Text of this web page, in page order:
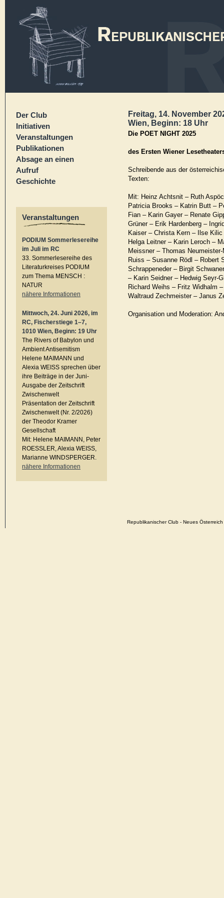
Der Club
Initiativen
Veranstaltungen
Publikationen
Absage an einen
Aufruf
Geschichte
Veranstaltungen
PODIUM Sommerlesereihe
im Juli im RC
33. Sommerlesereihe des
Literaturkreises PODIUM
zum Thema MENSCH :
NATUR
nähere Informationen
Mittwoch, 24. Juni 2026, im
RC, Fischerstiege 1–7,
1010 Wien, Beginn: 19 Uhr
The Rivers of Babylon und
Ambient Antisemitism
Helene MAIMANN und
Alexia WEISS sprechen über
ihre Beiträge in der Juni-
Ausgabe der Zeitschrift
Zwischenwelt
Präsentation der Zeitschrift
Zwischenwelt (Nr. 2/2026)
der Theodor Kramer
Gesellschaft
Mit: Helene MAIMANN, Peter
ROESSLER, Alexia WEISS,
Marianne WINDSPERGER.
nähere Informationen
Freitag, 14. November
Wien, Beginn: 18 Uhr
Die POET NIGHT 2025
des Ersten Wiener
Schreibende aus der
Texten:
Mit: Heinz Achtsnit – Ruth
Patricia Brooks – Katrin Butt –
Fian – Karin Gayer – Renate
Grüner – Erik Hardenberg –
Kaiser – Christa Kern – Ilse
Helga Leitner – Karin Leroch –
Meissner – Thomas
Ruiss – Susanne Rödl – Robert
Schrappeneder – Birgit
– Karin Seidner – Hedwig Seyr-
Richard Weihs – Fritz Widhalm
Waltraud Zechmeister – Janus
Organisation und Moderation:
Republikanischer Club - Neues